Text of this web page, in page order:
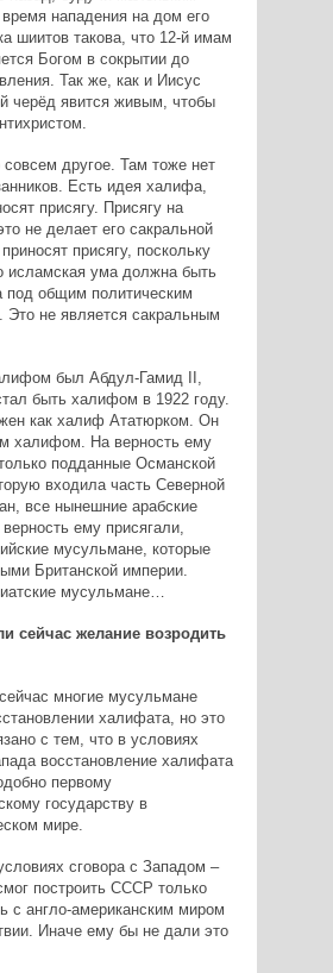
нападения на дом его
шиитов такова, что 12-й имам
Богом в сокрытии до
Так же, как и Иисус
черёд явится живым, чтобы
другое. Там тоже нет
Есть идея халифа,
присягу. Присягу на
не делает его сакральной
присягу, поскольку
исламская ума должна быть
под общим политическим
Это не является сакральным
был Абдул-Гамид II,
быть халифом в 1922 году.
как халиф Ататюрком. Он
халифом. На верность ему
подданные Османской
входила часть Северной
все нынешние арабские
ему присягали,
мусульмане, которые
Британской империи.
мусульмане…
сейчас желание возродить
многие мусульмане
халифата, но это
с тем, что в условиях
восстановление халифата
первому
государству в
мире.
сговора с Западом –
построить СССР только
с англо-американским миром
Иначе ему бы не дали это